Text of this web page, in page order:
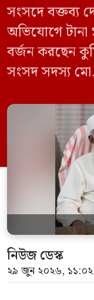
সংসদে বক্তব্য
অভিযোগে
বর্জন করছেন
সংসদ সদস্য
রুলিং ও
পর্যন্ত তিনি
বলেন,
স্পিকার ফোন
নিউজ ডেস্ক
২৯ জুন ২০২৬, ১১:০২